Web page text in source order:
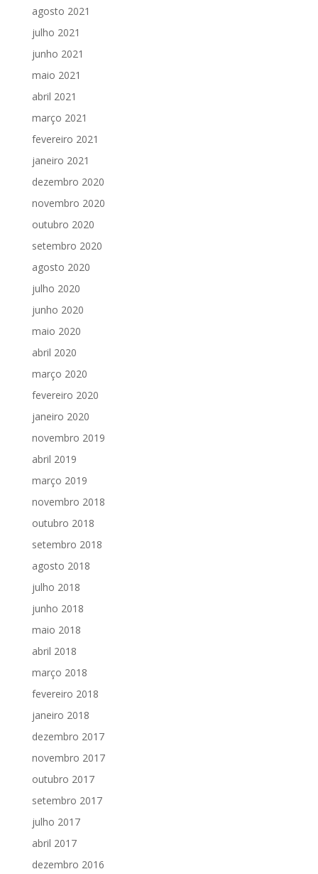
agosto 2021
julho 2021
junho 2021
maio 2021
abril 2021
março 2021
fevereiro 2021
janeiro 2021
dezembro 2020
novembro 2020
outubro 2020
setembro 2020
agosto 2020
julho 2020
junho 2020
maio 2020
abril 2020
março 2020
fevereiro 2020
janeiro 2020
novembro 2019
abril 2019
março 2019
novembro 2018
outubro 2018
setembro 2018
agosto 2018
julho 2018
junho 2018
maio 2018
abril 2018
março 2018
fevereiro 2018
janeiro 2018
dezembro 2017
novembro 2017
outubro 2017
setembro 2017
julho 2017
abril 2017
dezembro 2016